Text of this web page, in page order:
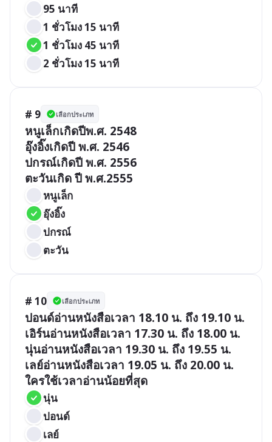
95 นาที
1 ชั่วโมง 15 นาที
1 ชั่วโมง 45 นาที
2 ชั่วโมง 15 นาที
# 9 เลือกประเภท
หนูเล็กเกิดปีพ.ศ. 2548
อุ๊งอิ๊งเกิดปี พ.ศ. 2546
ปกรณ์เกิดปี พ.ศ. 2556
ตะวันเกิด ปี พ.ศ.2555
หนูเล็ก
อุ๊งอิ๊ง
ปกรณ์
ตะวัน
# 10 เลือกประเภท
ปอนด์อ่านหนังสือเวลา 18.10 น. ถึง 19.10 น.
เอิร์นอ่านหนังสือเวลา 17.30 น. ถึง 18.00 น.
นุ่นอ่านหนังสือเวลา 19.30 น. ถึง 19.55 น.
เลย์อ่านหนังสือเวลา 19.05 น. ถึง 20.00 น.
ใครใช้เวลาอ่านน้อยที่สุด
นุ่น
ปอนด์
เลย์